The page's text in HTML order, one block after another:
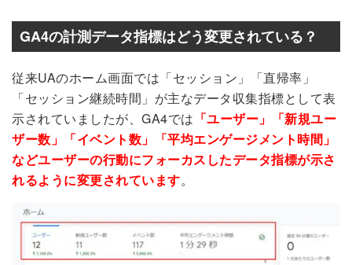
GA4の計測データ指標はどう変更されている？
従来UAのホーム画面では「セッション」「直帰率」
「セッション継続時間」が主なデータ収集指標として表
示されていましたが、GA4では 「ユーザー」「新規ユー
ザー数」「イベント数」「平均エンゲージメント時間」
などユーザーの行動にフォーカスしたデータ指標が示さ
れるように変更されています。